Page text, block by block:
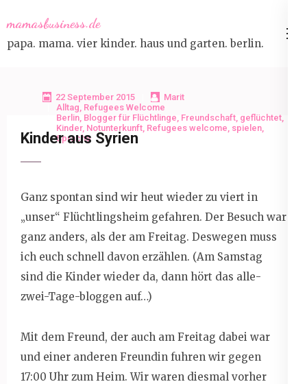
to
content
mamasbusiness.de
papa. mama. vier kinder. haus und garten. berlin.
22 September 2015
Marit
Alltag, Refugees Welcome
Berlin, Blogger für Flüchtlinge, Freundschaft, geflüchtet,
Kinder, Notunterkunft, Refugees welcome, spielen,
Sprache
Kinder aus Syrien
Ganz spontan sind wir heut wieder zu viert in
„unser“ Flüchtlingsheim gefahren. Der Besuch war
ganz anders, als der am Freitag. Deswegen muss
ich euch schnell davon erzählen. (Am Samstag
sind die Kinder wieder da, dann hört das alle-
zwei-Tage-bloggen auf…)
Mit dem Freund, der auch am Freitag dabei war
und einer anderen Freundin fuhren wir gegen
17:00 Uhr zum Heim. Wir waren diesmal vorher